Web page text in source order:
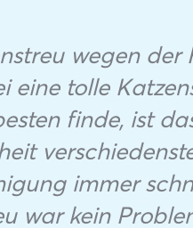
wegen
eine tolle
finde, ist
immer
war kein